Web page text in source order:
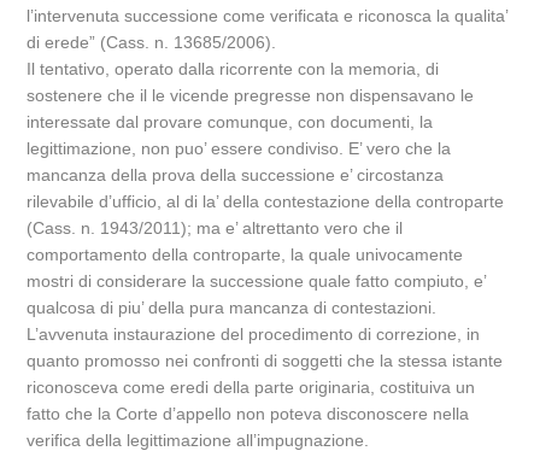
l’intervenuta successione come verificata e riconosca la qualita’
di erede” (Cass. n. 13685/2006).
Il tentativo, operato dalla ricorrente con la memoria, di
sostenere che il le vicende pregresse non dispensavano le
interessate dal provare comunque, con documenti, la
legittimazione, non puo’ essere condiviso. E’ vero che la
mancanza della prova della successione e’ circostanza
rilevabile d’ufficio, al di la’ della contestazione della controparte
(Cass. n. 1943/2011); ma e’ altrettanto vero che il
comportamento della controparte, la quale univocamente
mostri di considerare la successione quale fatto compiuto, e’
qualcosa di piu’ della pura mancanza di contestazioni.
L’avvenuta instaurazione del procedimento di correzione, in
quanto promosso nei confronti di soggetti che la stessa istante
riconosceva come eredi della parte originaria, costituiva un
fatto che la Corte d’appello non poteva disconoscere nella
verifica della legittimazione all’impugnazione.